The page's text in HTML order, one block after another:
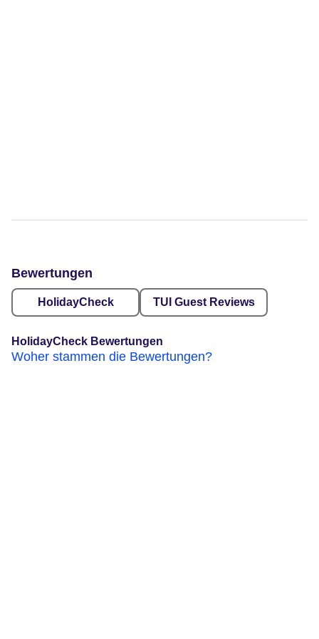
Bewertungen
HolidayCheck TUI Guest Reviews
HolidayCheck Bewertungen
Woher stammen die Bewertungen?